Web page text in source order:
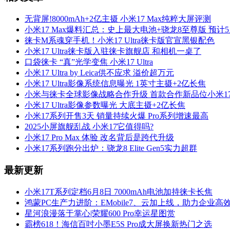
无背屏!8000mAh+2亿主摄 小米17 Max纯粹大屏评测
小米17 Max爆料汇总：史上最大电池+骁龙8至尊版 预计
徕卡M系魂穿手机！小米17 Ultra徕卡版官宣黑银配色
小米17 Ultra徕卡版入驻徕卡旗舰店 和相机一桌了
口袋徕卡 “真”光学变焦 小米17 Ultra
小米17 Ultra by Leica供不应求 溢价超万元
小米17 Ultra影像系统信息曝光 1英寸主摄+2亿长焦
小米与徕卡全球影像战略合作升级 首款合作新品位小米
小米17 Ultra影像参数曝光 大底主摄+2亿长焦
小米17系列开售3天 销量持续火爆 Pro系列增速最高
2025小屏旗舰乱战 小米17它值得吗?
小米17 Pro Max 体验 改名背后是跨代升级
小米17系列跑分出炉：骁龙8 Elite Gen5实力超群
最新更新
小米17T系列定档6月8日 7000mAh电池加持徕卡长焦
鸿蒙PC生产力进阶：EMobile7、云加上线，助力企业高
星河浪漫落于掌心|荣耀600 Pro幸运星图赏
霸榜618！海信百吋小墨E5S Pro成大屏换新热门之选